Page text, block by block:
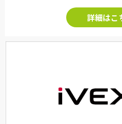
詳細はこ